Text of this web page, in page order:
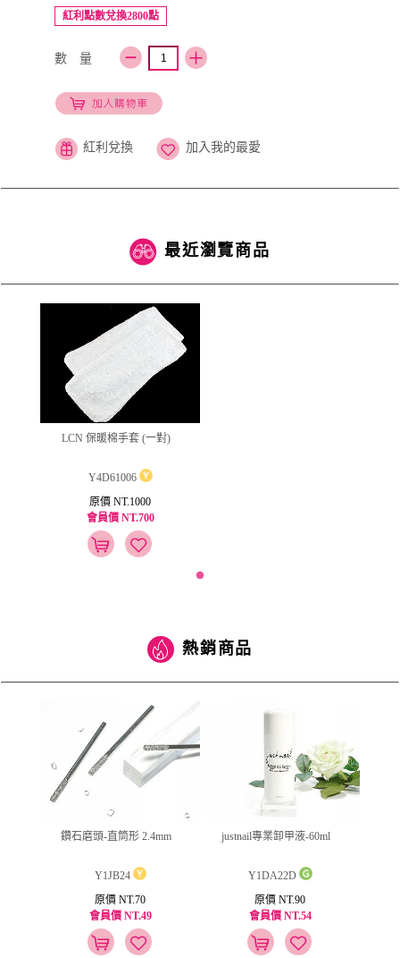
紅利點數兌換2800點
數 量
紅利兌換 加入我的最愛
最近瀏覽商品
LCN 保暖棉手套 (一對)
Y4D61006
原價 NT.1000
會員價 NT.700
熱銷商品
鑽石磨頭-直筒形 2.4mm
Y1JB24
原價 NT.70
會員價 NT.49
justnail專業卸甲液-60ml
Y1DA22D
原價 NT.90
會員價 NT.54